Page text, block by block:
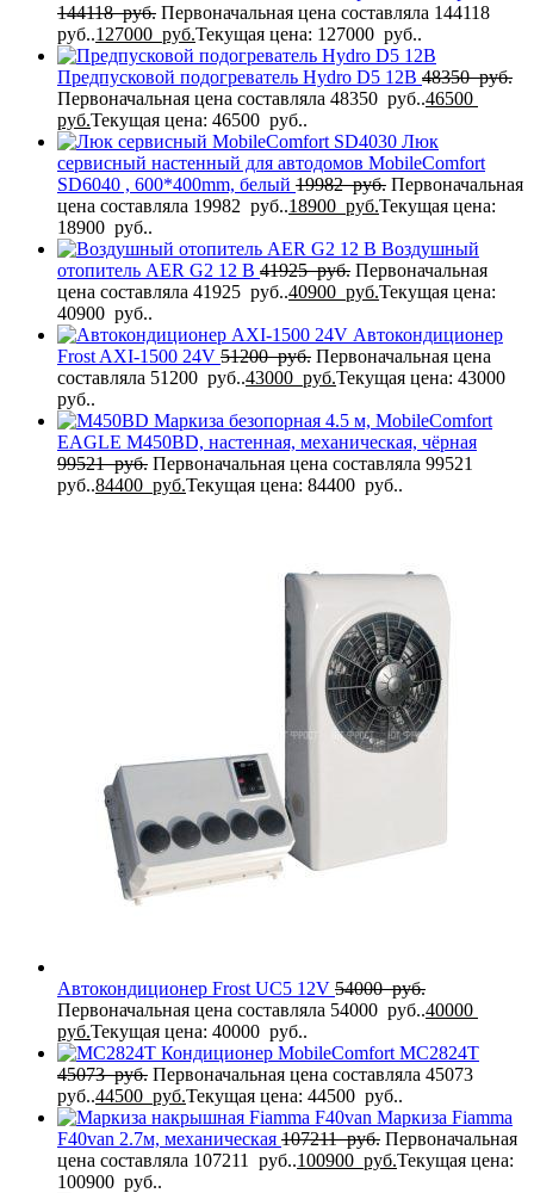
144118руб. Первоначальная цена составляла 144118
руб..127000 руб.Текущая цена: 127000 руб..
Предпусковой подогреватель Hydro D5 12В 48350руб.
Первоначальная цена составляла 48350 руб..46500
руб.Текущая цена: 46500 руб..
Люк
сервисный настенный для автодомов MobileComfort
SD6040 , 600*400mm, белый 19982руб. Первоначальная
цена составляла 19982 руб..18900 руб.Текущая цена:
18900 руб..
Воздушный
отопитель AER G2 12 В 41925руб. Первоначальная
цена составляла 41925 руб..40900 руб.Текущая цена:
40900 руб..
Автокондиционер
Frost AXI-1500 24V 51200руб. Первоначальная цена
составляла 51200 руб..43000 руб.Текущая цена: 43000
руб..
Маркиза безопорная 4.5 м, MobileComfort
EAGLE M450BD, настенная, механическая, чёрная
99521руб. Первоначальная цена составляла 99521
руб..84400 руб.Текущая цена: 84400 руб..
Автокондиционер Frost UC5 12V 54000руб.
Первоначальная цена составляла 54000 руб..40000
руб.Текущая цена: 40000 руб..
Кондиционер MobileComfort MC2824T
45073руб. Первоначальная цена составляла 45073
руб..44500 руб.Текущая цена: 44500 руб..
Маркиза Fiamma
F40van 2.7м, механическая 107211руб. Первоначальная
цена составляла 107211 руб..100900 руб.Текущая цена:
100900 руб..